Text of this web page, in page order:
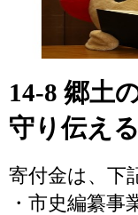
14-8 郷土
守り伝え
寄付金は、下
・市史編纂事